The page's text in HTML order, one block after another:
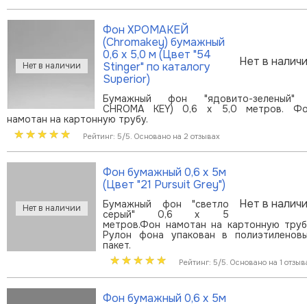
Нет в
Фон ХРОМАКЕЙ
(Chromakey) бумажный
0,6 х 5,0 м (Цвет "54
Stinger" по каталогу
Superior)
Бумажный фон "ядовито-
CHROMA KEY) 0,6 х 5,0 метров.
намотан на картонную трубу.
Рейтинг: 5/5. Основано на 2 отзывах
Нет в
Фон бумажный 0,6 х 5м
(Цвет "21 Pursuit Grey")
Бумажный фон "светло
серый" 0,6 х 5
метров.Фон намотан на картонную
Рулон фона упакован в
пакет.
Рейтинг: 5/5. Основано на 1
Фон бумажный 0,6 х 5м